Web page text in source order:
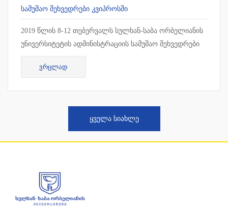
ᲡᲐᲛᲣᲨᲐᲝ ᲨᲔᲮᲕᲔᲓᲠᲔᲑᲘ ᲙᲕᲘᲞᲠᲝᲡᲨᲘ
2019 წლის 8-12 თებერვალს სულხან-საბა ორბელიანის
უნივერსიტეტის ადმინისტრაციის სამუშაო შეხვედრები
ჩატარდა კვიპროსში, ლარნაკაში. სამუშაო შეხვედრის
ფარგლებ...
ᲕᲠᲪᲚᲐᲓ
ᲧᲕᲔᲚᲐ ᲡᲘᲐᲮᲚᲔ